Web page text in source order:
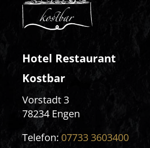
Hotel Restaurant
Kostbar
Vorstadt 3
78234 Engen
Telefon: 07733 3603400